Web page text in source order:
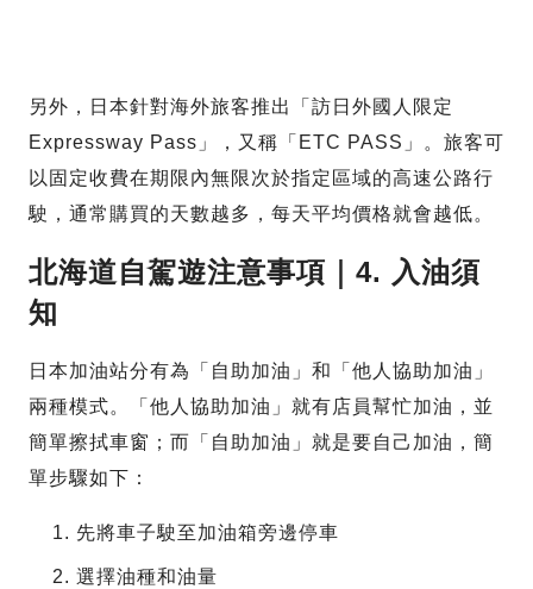
另外，日本針對海外旅客推出「訪日外國人限定
Expressway Pass」，又稱「ETC PASS」。旅客可
以固定收費在期限內無限次於指定區域的高速公路行
駛，通常購買的天數越多，每天平均價格就會越低。
北海道自駕遊注意事項｜4. 入油須
知
日本加油站分有為「自助加油」和「他人協助加油」
兩種模式。「他人協助加油」就有店員幫忙加油，並
簡單擦拭車窗；而「自助加油」就是要自己加油，簡
單步驟如下：
先將車子駛至加油箱旁邊停車
選擇油種和油量